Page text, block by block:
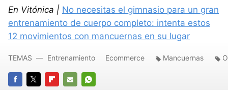
En Vitónica | No necesitas el gimnasio para un gran
entrenamiento de cuerpo completo: intenta estos
12 movimientos con mancuernas en su lugar
TEMAS Entrenamiento Ecommerce Mancuernas